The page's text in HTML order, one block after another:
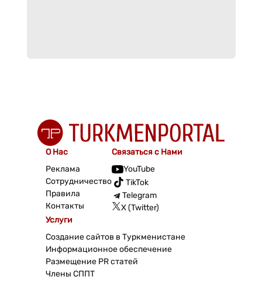
О Нас
Реклама
Сотрудничество
Правила
Контакты
Связаться с Нами
YouTube
TikTok
Telegram
X (Twitter)
Услуги
Создание сайтов в Туркменистане
Информационное обеспечение
Размещение PR статей
Члены СППТ